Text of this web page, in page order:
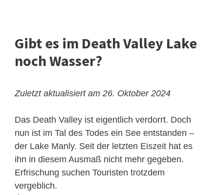
Gibt es im Death Valley Lake
noch Wasser?
Zuletzt aktualisiert am 26. Oktober 2024
Das Death Valley ist eigentlich verdorrt. Doch
nun ist im Tal des Todes ein See entstanden –
der Lake Manly. Seit der letzten Eiszeit hat es
ihn in diesem Ausmaß nicht mehr gegeben.
Erfrischung suchen Touristen trotzdem
vergeblich.